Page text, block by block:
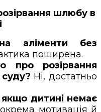
шлюбу в
аліменти без
поширена.
про розірвання
Ні, достатньо
дитині немає
мотивація й